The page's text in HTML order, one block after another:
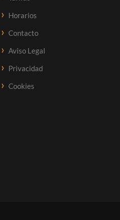
Horarios
Contacto
Aviso Legal
Privacidad
Cookies